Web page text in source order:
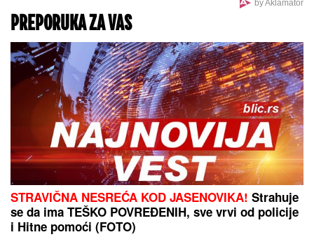
NESREĆA U NEMAČKOJ:
Eksplozija gasa u kampu
na festivalu Taubertal, povređeno deset ljudi
SKANDAL NA BALKANU!Otkriveno čiji je dron koji
je pao u Bugarskoj – Ambasador HITNO POZVAN NA
RAPORT!